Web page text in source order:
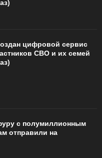
цифровой сервис
СВО и их семей
с полумиллионным
отправили на